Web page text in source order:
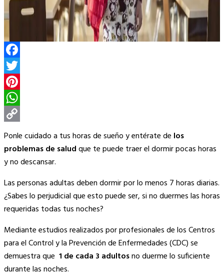
Facebook
Twitter
Pinterest
WhatsApp
Copy
Link
Ponle cuidado a tus horas de sueño y entérate de los
problemas de saludque te puede traer el dormir pocas horas
y no descansar.
Las personas adultas deben dormir por lo menos 7 horas diarias.
¿Sabes lo perjudicial que esto puede ser, si no duermes las horas
requeridas todas tus noches?
Mediante estudios realizados por profesionales de los Centros
para el Control y la Prevención de Enfermedades (CDC) se
demuestra que 1 de cada 3 adultosno duerme lo suficiente
durante las noches.